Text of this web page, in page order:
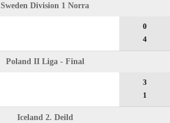
Sweden Division 1 Norra
0
4
Poland II Liga - Final
3
1
Iceland 2. Deild